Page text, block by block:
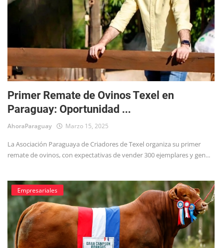
Primer Remate de Ovinos Texel en
Paraguay: Oportunidad ...
AhoraParaguay Marzo 15, 2025
La Asociación Paraguaya de Criadores de Texel organiza su primer
remate de ovinos, con expectativas de vender 300 ejemplares y gen...
Empresariales